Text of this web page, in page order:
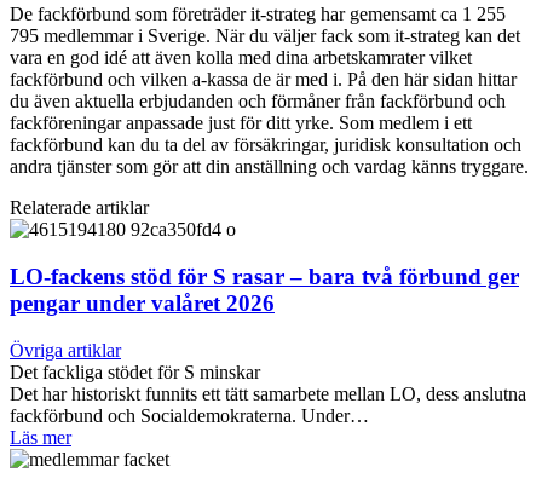
De fackförbund som företräder it-strateg har gemensamt ca 1 255
795 medlemmar i Sverige. När du väljer fack som it-strateg kan det
vara en god idé att även kolla med dina arbetskamrater vilket
fackförbund och vilken a-kassa de är med i. På den här sidan hittar
du även aktuella erbjudanden och förmåner från fackförbund och
fackföreningar anpassade just för ditt yrke. Som medlem i ett
fackförbund kan du ta del av försäkringar, juridisk konsultation och
andra tjänster som gör att din anställning och vardag känns tryggare.
Relaterade artiklar
LO-fackens stöd för S rasar – bara två förbund ger
pengar under valåret 2026
Övriga artiklar
Det fackliga stödet för S minskar
Det har historiskt funnits ett tätt samarbete mellan LO, dess anslutna
fackförbund och Socialdemokraterna. Under…
Läs mer